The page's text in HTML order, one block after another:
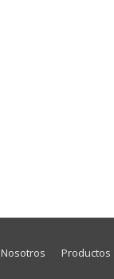
Nosotros Productos